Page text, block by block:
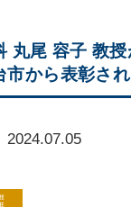
丸尾 容子 教
市から表彰さ